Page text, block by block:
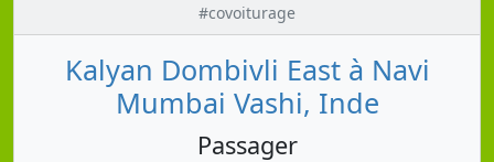
#covoiturage
Kalyan Dombivli East à Navi
Mumbai Vashi, Inde
Passager